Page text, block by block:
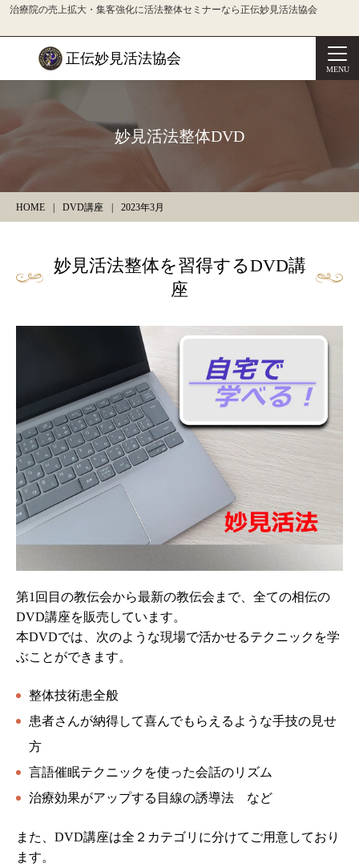
治療院の売上拡大・集客強化に活法整体セミナーなら正伝妙見活法協会
正伝妙見活法協会
MENU
妙見活法整体DVD
HOME DVD講座 2023年3月
妙見活法整体を習得するDVD講
座
第1回目の教伝会から最新の教伝会まで、全ての相伝の
DVD講座を販売しています。
本DVDでは、次のような現場で活かせるテクニックを学
ぶことができます。
整体技術患全般
患者さんが納得して喜んでもらえるような手技の見せ
方
言語催眠テクニックを使った会話のリズム
治療効果がアップする目線の誘導法 など
また、DVD講座は全２カテゴリに分けてご用意しており
ます。